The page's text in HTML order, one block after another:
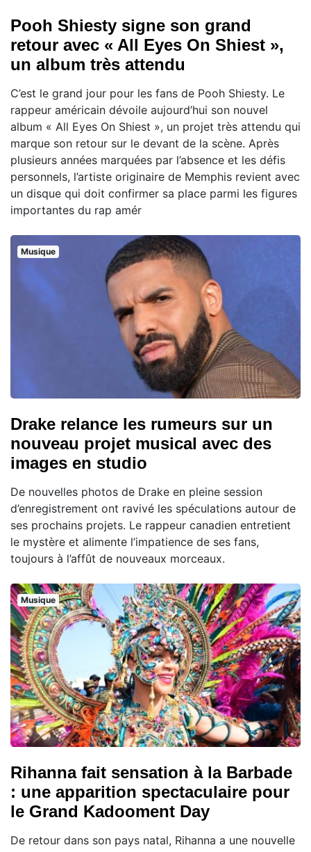
Pooh Shiesty signe son grand
retour avec « All Eyes On Shiest »,
un album très attendu
C’est le grand jour pour les fans de Pooh Shiesty. Le
rappeur américain dévoile aujourd’hui son nouvel
album « All Eyes On Shiest », un projet très attendu qui
marque son retour sur le devant de la scène. Après
plusieurs années marquées par l’absence et les défis
personnels, l’artiste originaire de Memphis revient avec
un disque qui doit confirmer sa place parmi les figures
importantes du rap amér
Musique
Drake relance les rumeurs sur un
nouveau projet musical avec des
images en studio
De nouvelles photos de Drake en pleine session
d’enregistrement ont ravivé les spéculations autour de
ses prochains projets. Le rappeur canadien entretient
le mystère et alimente l’impatience de ses fans,
toujours à l’affût de nouveaux morceaux.
Musique
Rihanna fait sensation à la Barbade
: une apparition spectaculaire pour
le Grand Kadooment Day
De retour dans son pays natal, Rihanna a une nouvelle